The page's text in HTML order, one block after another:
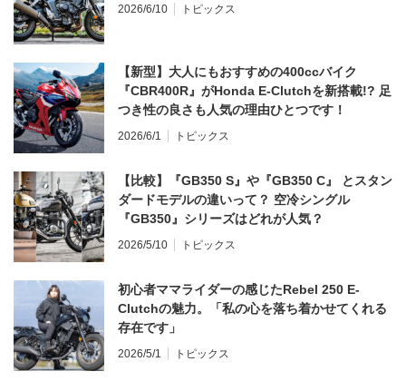
2026/6/10 トピックス
【新型】大人にもおすすめの400ccバイク
『CBR400R』がHonda E-Clutchを新搭載!? 足
つき性の良さも人気の理由ひとつです！
2026/6/1 トピックス
【比較】『GB350 S』や『GB350 C』 とスタン
ダードモデルの違いって？ 空冷シングル
『GB350』シリーズはどれが人気？
2026/5/10 トピックス
初心者ママライダーの感じたRebel 250 E-
Clutchの魅力。「私の心を落ち着かせてくれる
存在です」
2026/5/1 トピックス